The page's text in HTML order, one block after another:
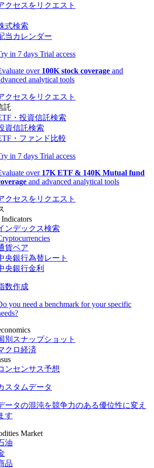
クセスをリクエスト
式検索
当カレンダー
in 7 days Trial access
over 100K stock coverage and
analytical tools
クセスをリクエスト
託
・投資信託検索
資信託検索
・ファンド比較
in 7 days Trial access
over 17K ETF & 140K Mutual fund
and advanced analytical tools
クセスをリクエスト
ンデックス検索
貨ペア
央銀行為替レート
央銀行金利
数作成
you need a benchmark for your specific
別スナップショット
クロ経済
ンセンサス予想
スタムデータ
ータの混沌を競争力のある優位性に変え
す
Market
油
品